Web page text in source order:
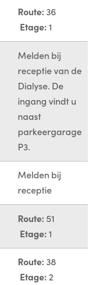
Route: 36
Etage: 1
Melden bij
receptie van de
Dialyse. De
ingang vindt u
naast
parkeergarage
P3.
Melden bij
receptie
Route: 51
Etage: 1
Route: 38
Etage: 2